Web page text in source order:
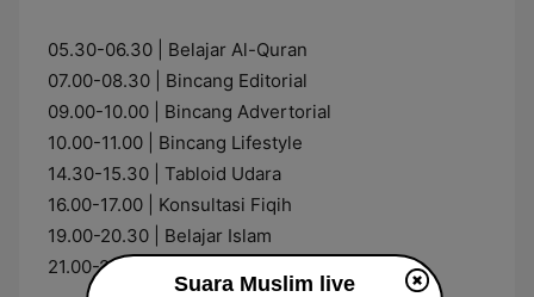
05.30-06.30 | Belajar Al-Quran
07.00-08.30 | Bincang Editorial
09.00-10.00 | Bincang Advertorial
10.00-11.00 | Bincang Lifestyle
14.30-15.30 | Tabloid Udara
16.00-17.00 | Konsultasi Fiqih
19.00-20.30 | Belajar Islam
21.00-22.30 | Bincang Keluarga
Suara Muslim live